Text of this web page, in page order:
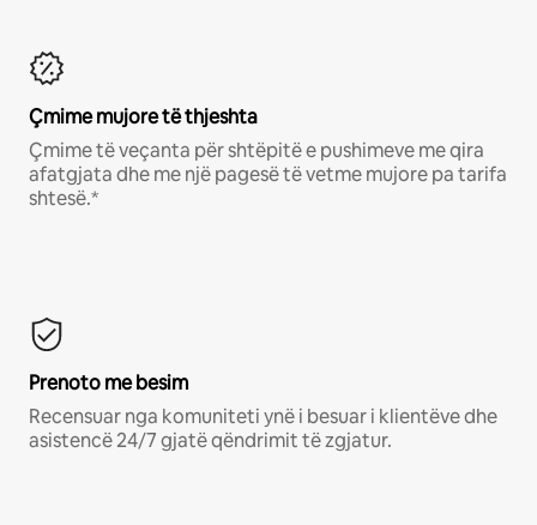
Çmime mujore të thjeshta
Çmime të veçanta për shtëpitë e pushimeve me qira
afatgjata dhe me një pagesë të vetme mujore pa tarifa
shtesë.*
Prenoto me besim
Recensuar nga komuniteti ynë i besuar i klientëve dhe
asistencë 24/7 gjatë qëndrimit të zgjatur.